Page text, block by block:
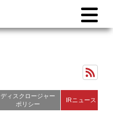
ディスクロージャー
ポリシー
IRニュース